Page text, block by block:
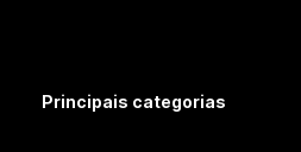
Principais categorias